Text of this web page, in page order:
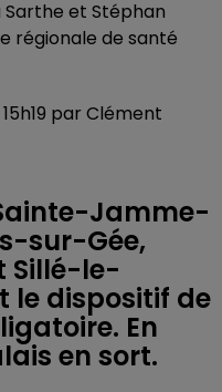
et Stéphan
régionale de santé
par Clément
Jamme-
sur-Gée,
Sillé-le-
le dispositif de
En
en sort.